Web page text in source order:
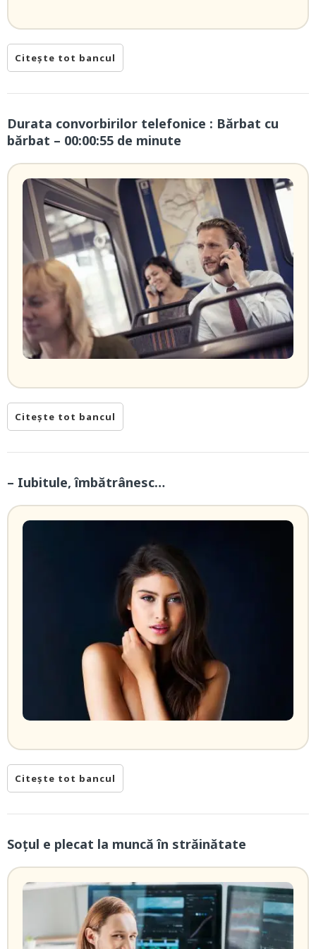
Citește tot bancul
Durata convorbirilor telefonice : Bărbat cu
bărbat – 00:00:55 de minute
Citește tot bancul
– Iubitule, îmbătrânesc…
Citește tot bancul
Soțul e plecat la muncă în străinătate